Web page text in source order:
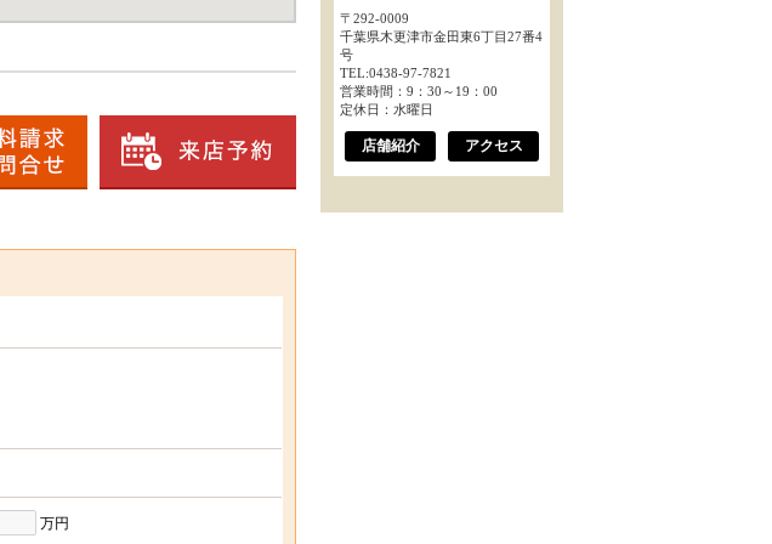
万円
〒292-0009
千葉県木更津市金田東6丁目27番4
号
TEL:0438-97-7821
営業時間：9：30～19：00
定休日：水曜日
店舗紹介 アクセス